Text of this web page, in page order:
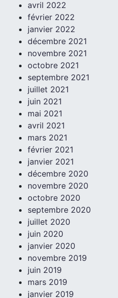
avril 2022
février 2022
janvier 2022
décembre 2021
novembre 2021
octobre 2021
septembre 2021
juillet 2021
juin 2021
mai 2021
avril 2021
mars 2021
février 2021
janvier 2021
décembre 2020
novembre 2020
octobre 2020
septembre 2020
juillet 2020
juin 2020
janvier 2020
novembre 2019
juin 2019
mars 2019
janvier 2019